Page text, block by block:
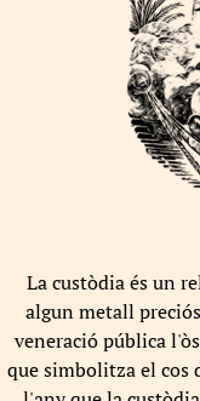
La custòdia és un
algun metall
veneració pública
que simbolitza el cos